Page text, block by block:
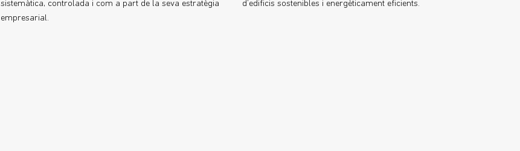
sistemàtica, controlada i com a part de la seva estratègia
empresarial.
d’edificis sostenibles i energèticament eficients.